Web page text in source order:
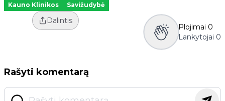
Kauno Klinikos Savižudybė
Dalintis
Plojimai 0
Lankytojai 0
Rašyti komentarą